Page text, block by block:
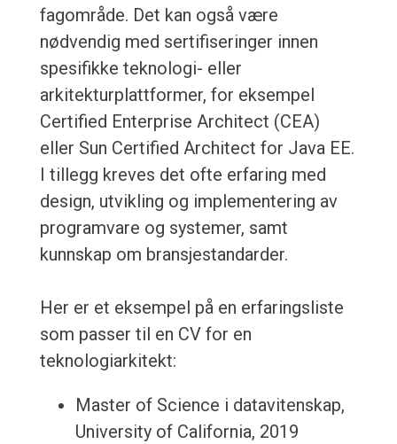
fagområde. Det kan også være
nødvendig med sertifiseringer innen
spesifikke teknologi- eller
arkitekturplattformer, for eksempel
Certified Enterprise Architect (CEA)
eller Sun Certified Architect for Java EE.
I tillegg kreves det ofte erfaring med
design, utvikling og implementering av
programvare og systemer, samt
kunnskap om bransjestandarder.
Her er et eksempel på en erfaringsliste
som passer til en CV for en
teknologiarkitekt:
Master of Science i datavitenskap,
University of California, 2019